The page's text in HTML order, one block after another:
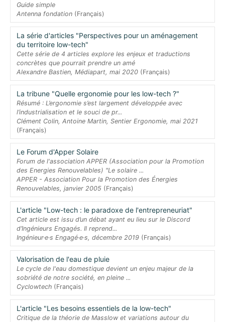
Guide simple
Antenna fondation (Français)
La série d'articles "Perspectives pour un aménagement
du territoire low-tech"
Cette série de 4 articles explore les enjeux et traductions
concrètes que pourrait prendre un amé
Alexandre Bastien, Médiapart, mai 2020 (Français)
La tribune "Quelle ergonomie pour les low-tech ?"
Résumé : L’ergonomie s’est largement développée avec
l’industrialisation et le souci de pr...
Clément Colin, Antoine Martin, Sentier Ergonomie, mai 2021
(Français)
Le Forum d'Apper Solaire
Forum de l'association APPER (Association pour la Promotion
des Energies Renouvelables) "Le solaire ...
APPER - Association Pour la Promotion des Énergies
Renouvelables, janvier 2005 (Français)
L'article "Low-tech : le paradoxe de l'entrepreneuriat"
Cet article est issu d’un débat ayant eu lieu sur le Discord
d’Ingénieurs Engagés. Il reprend...
Ingénieur·e·s Engagé·e·s, décembre 2019 (Français)
Valorisation de l'eau de pluie
Le cycle de l'eau domestique devient un enjeu majeur de la
sobriété de notre société, en pleine ...
Cyclowtech (Français)
L'article "Les besoins essentiels de la low-tech"
Critique de la théorie de Masslow et variations autour du